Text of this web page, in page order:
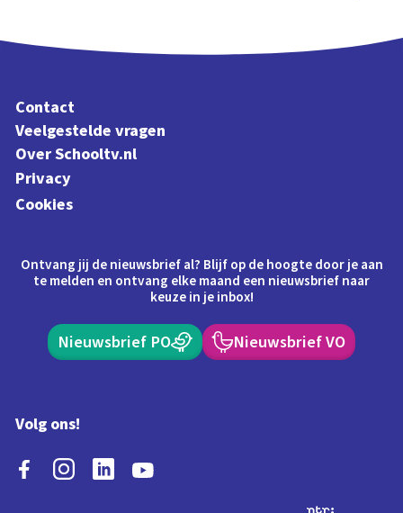
Contact
Veelgestelde vragen
Over Schooltv.nl
Privacy
Cookies
Ontvang jij de nieuwsbrief al? Blijf op de hoogte door je aan
te melden en ontvang elke maand een nieuwsbrief naar
keuze in je inbox!
Nieuwsbrief PO Nieuwsbrief VO
Volg ons!